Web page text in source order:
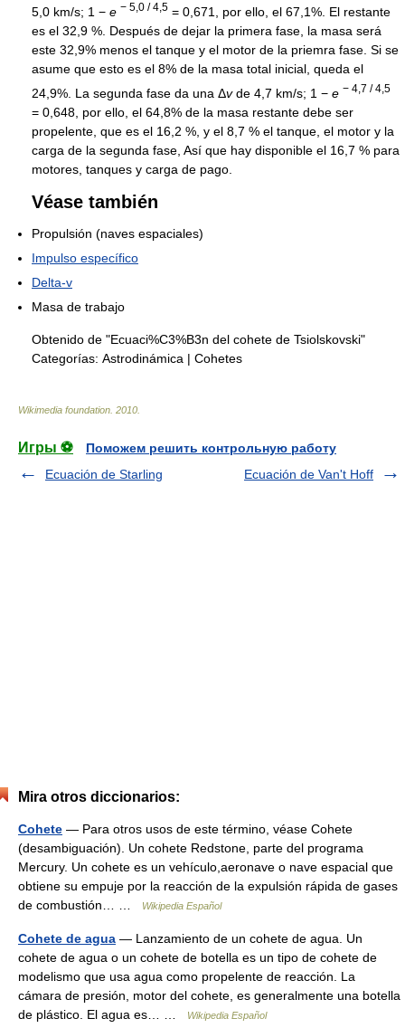
5,0 km/s; 1 − e − 5,0 / 4,5 = 0,671, por ello, el 67,1%. El restante
es el 32,9 %. Después de dejar la primera fase, la masa será
este 32,9% menos el tanque y el motor de la priemra fase. Si se
asume que esto es el 8% de la masa total inicial, queda el
24,9%. La segunda fase da una Δvde 4,7 km/s; 1 − e − 4,7 / 4,5
= 0,648, por ello, el 64,8% de la masa restante debe ser
propelente, que es el 16,2 %, y el 8,7 % el tanque, el motor y la
carga de la segunda fase, Así que hay disponible el 16,7 % para
motores, tanques y carga de pago.
Véase también
Propulsión (naves espaciales)
Impulso específico
Delta-v
Masa de trabajo
Obtenido de "Ecuaci%C3%B3n del cohete de Tsiolskovski"
Categorías: Astrodinámica | Cohetes
Wikimedia foundation 2010
Игры ⚽
Поможем решить контрольную работу
Ecuación de Starling
Ecuación de Van't Hoff
Mira otros diccionarios:
Cohete — Para otros usos de este término, véase Cohete
(desambiguación). Un cohete Redstone, parte del programa
Mercury. Un cohete es un vehículo,aeronave o nave espacial que
obtiene su empuje por la reacción de la expulsión rápida de gases
de combustión… …
Wikipedia Español
Cohete de agua — Lanzamiento de un cohete de agua. Un
cohete de agua o un cohete de botella es un tipo de cohete de
modelismo que usa agua como propelente de reacción. La
cámara de presión, motor del cohete, es generalmente una botella
de plástico. El agua es… …
Wikipedia Español